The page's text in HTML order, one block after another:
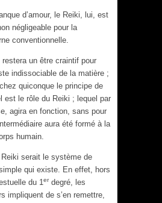
d’amour, le Reiki, lui, est
négligeable pour la
conventionnelle.
un être craintif pour
indissociable de la matière ;
quiconque le principe de
est le rôle du Reiki ; lequel par
agira en fonction, sans pour
aura été formé à la
humain.
Reiki serait le système de
qui existe. En effet, hors
du 1erdegré, les
impliquent de s’en remettre,